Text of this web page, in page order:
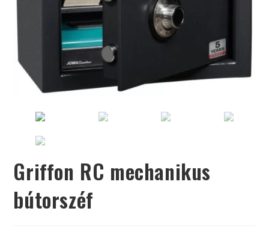
Griffon RC mechanikus
bútorszéf